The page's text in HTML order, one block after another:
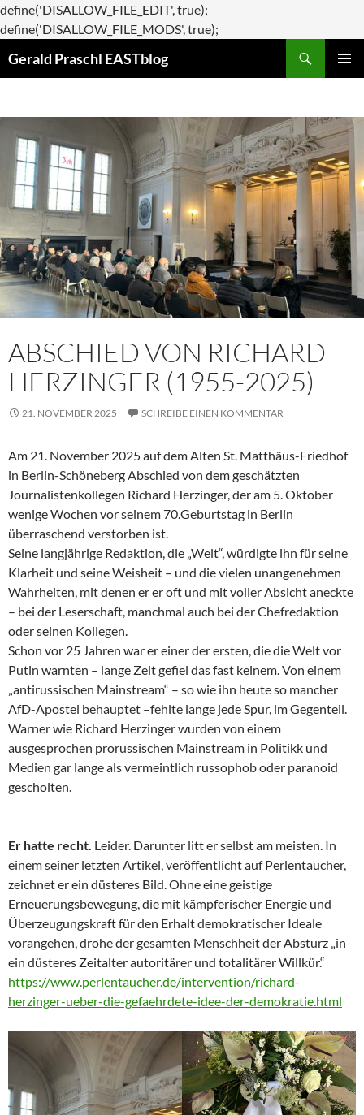
define('DISALLOW_FILE_EDIT', true);
define('DISALLOW_FILE_MODS', true);
Gerald Praschl EASTblog
ABSCHIED VON RICHARD
HERZINGER (1955-2025)
21. NOVEMBER 2025 SCHREIBE EINEN KOMMENTAR
Am 21. November 2025 auf dem Alten St. Matthäus-Friedhof
in Berlin-Schöneberg Abschied von dem geschätzten
Journalistenkollegen Richard Herzinger, der am 5. Oktober
wenige Wochen vor seinem 70.Geburtstag in Berlin
überraschend verstorben ist.
Seine langjährige Redaktion, die „Welt“, würdigte ihn für seine
Klarheit und seine Weisheit – und die vielen unangenehmen
Wahrheiten, mit denen er er oft und mit voller Absicht aneckte
– bei der Leserschaft, manchmal auch bei der Chefredaktion
oder seinen Kollegen.
Schon vor 25 Jahren war er einer der ersten, die die Welt vor
Putin warnten – lange Zeit gefiel das fast keinem. Von einem
„antirussischen Mainstream“ – so wie ihn heute so mancher
AfD-Apostel behauptet –fehlte lange jede Spur, im Gegenteil.
Warner wie Richard Herzinger wurden von einem
ausgesprochen prorussischen Mainstream in Politikk und
Medien gar lange als vermeintlich russophob oder paranoid
gescholten.
Er hatte recht. Leider. Darunter litt er selbst am meisten. In
einem seiner letzten Artikel, veröffentlicht auf Perlentaucher,
zeichnet er ein düsteres Bild. Ohne eine geistige
Erneuerungsbewegung, die mit kämpferischer Energie und
Überzeugungskraft für den Erhalt demokratischer Ideale
vorangehen, drohe der gesamten Menschheit der Absturz „in
ein düsteres Zeitalter autoritärer und totalitärer Willkür.“
https://www.perlentaucher.de/intervention/richard-
herzinger-ueber-die-gefaehrdete-idee-der-demokratie.html